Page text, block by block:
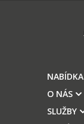
NABÍDKA
O NÁS
SLUŽBY